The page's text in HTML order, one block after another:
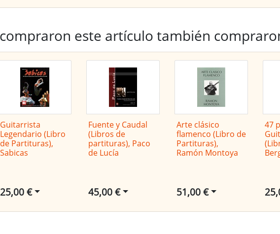
este artículo también
Guitarrista
Legendario (Libro
de Partituras),
Sabicas
25,00 €
Fuente y Caudal
(Libros de
partituras), Paco
de Lucía
45,00 €
Arte clásico
flamenco (Libro de
Partituras),
Ramón Montoya
51,00 €
47